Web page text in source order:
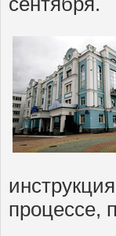
процессе,